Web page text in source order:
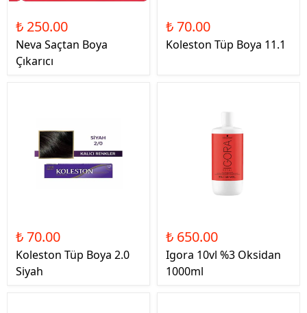
₺ 250.00
Neva Saçtan Boya
Çıkarıcı
₺ 70.00
Koleston Tüp Boya 11.1
₺ 70.00
Koleston Tüp Boya 2.0
Siyah
₺ 650.00
Igora 10vl %3 Oksidan
1000ml